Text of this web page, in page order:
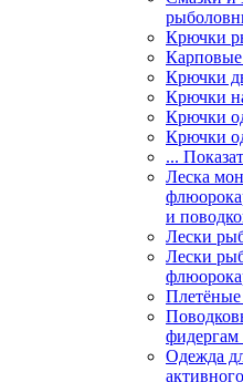
Крючки
Крючки
Крючки
Крючки
Крючки
...
Леска
и
Лески
Лески
Одежда